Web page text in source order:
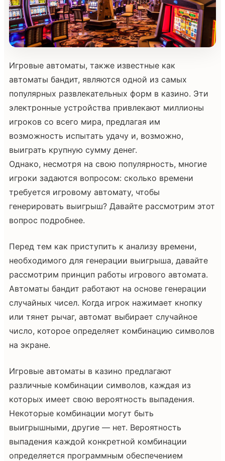
Игровые автоматы, также известные как
автоматы бандит, являются одной из самых
популярных развлекательных форм в казино. Эти
электронные устройства привлекают миллионы
игроков со всего мира, предлагая им
возможность испытать удачу и, возможно,
выиграть крупную сумму денег.
Однако, несмотря на свою популярность, многие
игроки задаются вопросом: сколько времени
требуется игровому автомату, чтобы
генерировать выигрыш? Давайте рассмотрим этот
вопрос подробнее.
Перед тем как приступить к анализу времени,
необходимого для генерации выигрыша, давайте
рассмотрим принцип работы игрового автомата.
Автоматы бандит работают на основе генерации
случайных чисел. Когда игрок нажимает кнопку
или тянет рычаг, автомат выбирает случайное
число, которое определяет комбинацию символов
на экране.
Игровые автоматы в казино предлагают
различные комбинации символов, каждая из
которых имеет свою вероятность выпадения.
Некоторые комбинации могут быть
выигрышными, другие — нет. Вероятность
выпадения каждой конкретной комбинации
определяется программным обеспечением